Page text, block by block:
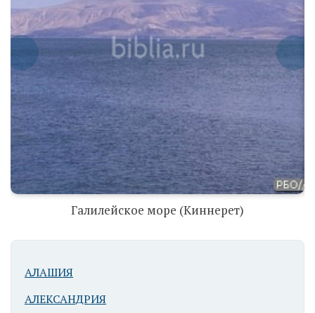
море
(Киннерет)
Галилейское
море
(Киннерет)
Галилейское море (Киннерет)
АЛАШИЯ
АЛЕКСАНДРИЯ